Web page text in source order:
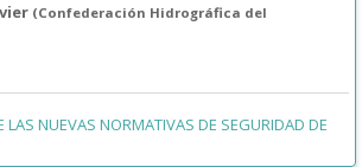
(Confederación Hidrográfica del
NUEVAS NORMATIVAS DE SEGURIDAD DE